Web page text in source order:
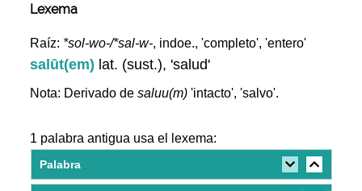
Lexema
Raíz: *sol-wo-/*sal-w-, indoe., 'completo', 'entero'
salūt(em) lat. (sust.), 'salud'
Nota: Derivado desaluu(m) 'intacto', 'salvo'.
1 palabra antigua usa el lexema:
Palabra